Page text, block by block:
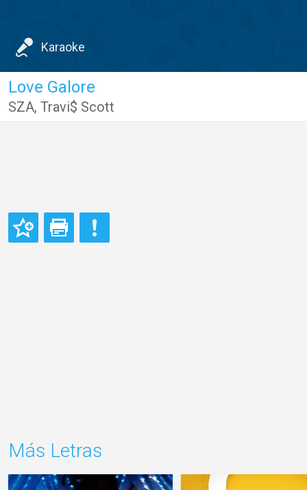
Karaoke
Love Galore
SZA, Travi$ Scott
Más Letras